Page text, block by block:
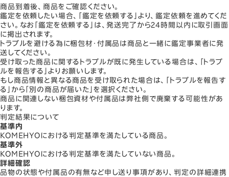
商品到着後、商品をご確認ください。
鑑定を依頼したい場合、「鑑定を依頼する」より、鑑定依頼を進めてくだ
さい。なお「鑑定を依頼する」は、発送完了から24時間以内に取引画面
に掲出されます。
トラブルを避ける為に梱包材・付属品は商品と一緒に鑑定事業者に発
送してください。
受け取った商品に関するトラブルが既に発生している場合は、「トラブ
ルを報告する」よりお願いします。
もし商品情報と異なる商品を受け取られた場合は、「トラブルを報告す
る」から「別の商品が届いた」を選択ください。
商品に関連しない梱包資材や付属品は弊社側で廃棄する可能性があ
ります。
判定結果について
基準内
KOMEHYOにおける判定基準を満たしている商品。
基準外
KOMEHYOにおける判定基準を満たしていない商品。
詳細確認
品物の状態や付属品の有無など申し送り事項があり、判定の詳細連携